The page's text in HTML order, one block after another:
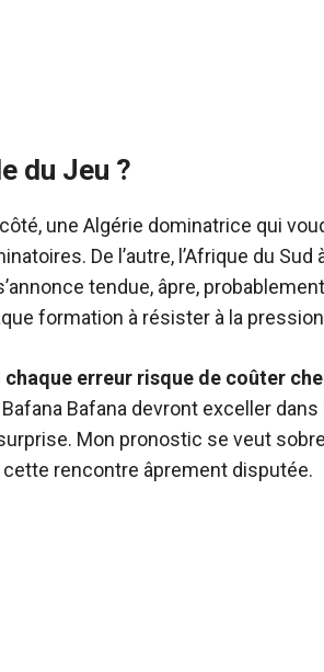
du Jeu ?
une Algérie dominatrice qui
De l’autre, l’Afrique du Sud
tendue, âpre,
formation à résister à la
erreur risque de coûter
Bafana devront exceller dans
Mon pronostic se veut
rencontre âprement disputée.